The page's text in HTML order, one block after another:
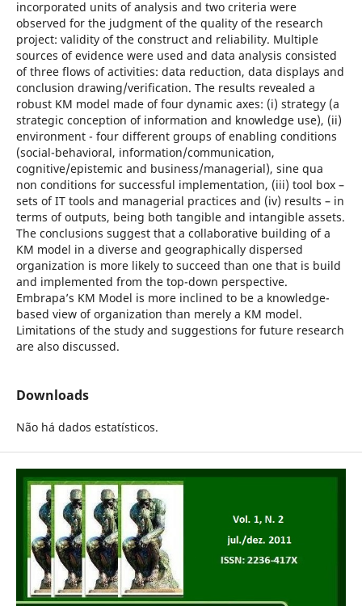
incorporated units of analysis and two criteria were
observed for the judgment of the quality of the research
project: validity of the construct and reliability. Multiple
sources of evidence were used and data analysis consisted
of three flows of activities: data reduction, data displays and
conclusion drawing/verification. The results revealed a
robust KM model made of four dynamic axes: (i) strategy (a
strategic conception of information and knowledge use), (ii)
environment - four different groups of enabling conditions
(social-behavioral, information/communication,
cognitive/epistemic and business/managerial), sine qua
non conditions for successful implementation, (iii) tool box –
sets of IT tools and managerial practices and (iv) results – in
terms of outputs, being both tangible and intangible assets.
The conclusions suggest that a collaborative building of a
KM model in a diverse and geographically dispersed
organization is more likely to succeed than one that is build
and implemented from the top-down perspective.
Embrapa’s KM Model is more inclined to be a knowledge-
based view of organization than merely a KM model.
Limitations of the study and suggestions for future research
are also discussed.
Downloads
Não há dados estatísticos.